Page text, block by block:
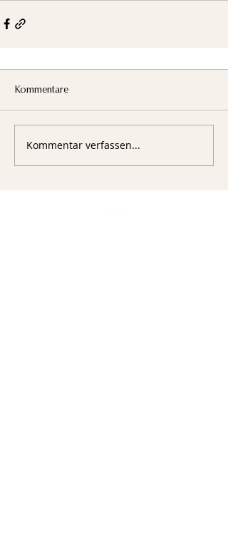
Kommentare
Kommentar verfassen...